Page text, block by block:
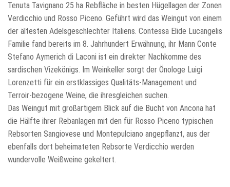
Tenuta Tavignano 25 ha Rebfläche in besten Hügellagen der Zonen
Verdicchio und Rosso Piceno. Geführt wird das Weingut von einem
der ältesten Adelsgeschlechter Italiens. Contessa Elide Lucangelis
Familie fand bereits im 8. Jahrhundert Erwähnung, ihr Mann Conte
Stefano Aymerich di Laconi ist ein direkter Nachkomme des
sardischen Vizekönigs. Im Weinkeller sorgt der Önologe Luigi
Lorenzetti für ein erstklassiges Qualitäts-Management und
Terroir-bezogene Weine, die ihresgleichen suchen.
Das Weingut mit großartigem Blick auf die Bucht von Ancona hat
die Hälfte ihrer Rebanlagen mit den für Rosso Piceno typischen
Rebsorten Sangiovese und Montepulciano angepflanzt, aus der
ebenfalls dort beheimateten Rebsorte Verdicchio werden
wundervolle Weißweine gekeltert.